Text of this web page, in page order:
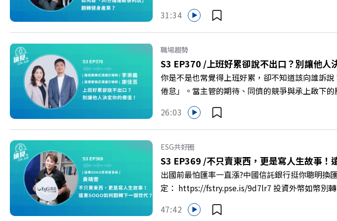
轉型突圍？ 本集《遠見ON AIR》邀請到可爾姿
機！ 🔺如何從「傳統大型健身房」轉型為「社區
高齡化！驚豔醫學界的「社會處方」 🔺超高加盟
庫總編輯 李建興 與談人／可爾姿Curves台灣執行
https://gvmkt.pse.is/9al3px ✨關注《遠見》更
https://bit.ly/38jNi9k Powered by Firstory
31:34
職場趨勢
S3 EP370 /上班好累卻說不出口？別讓他人
你是不是也常覺得上班好累，卻不知道該向誰訴
倦怠」。當主管的期待、同儕的競爭與承上啟下
的力量？ 本集《遠見ON AIR》邀請新書《透視
態，以及在緊湊的職場節奏中，修煉安頓心法！
的姿態應對壓力？ 🔺如何在中高壓的「三明治主
者 李崇義、謝佳芸 +++++ 🫧清除腦袋的盲點，
多的社群： LINE：https://reurl.cc/A4ELQp IG
26:03
ESG共好圈
S3 EP369 /不只賣東西，更是寫人生故事！
出國前最怕匯率一直漲?中國信託銀行挺你聰明換
定： https://fstry.pse.is/9d7lr7 投資外幣如幣別
以上為 Firstory Podcast 廣告 —— 在永續減碳、
集《遠見ON AIR》邀請到遠東SOGO百貨董事長
47:42